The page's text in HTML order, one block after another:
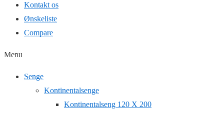
Kontakt os
Ønskeliste
Compare
Menu
Senge
Kontinentalsenge
Kontinentalseng 120 X 200